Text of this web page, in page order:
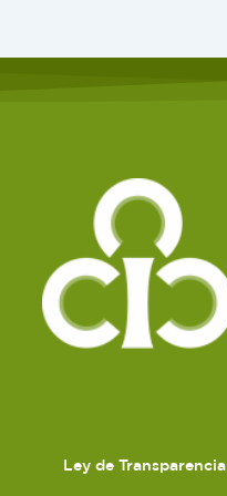
Ley de Transparencia